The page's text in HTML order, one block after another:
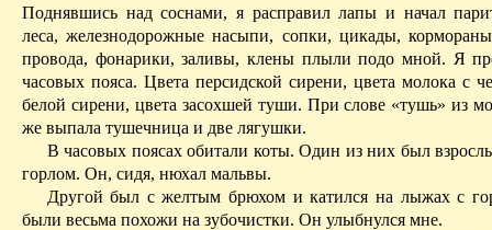
Поднявшись над соснами, я расправил лапы и начал
леса, железнодорожные насыпи, сопки, цикады,
провода, фонарики, заливы, клены плыли подо мной. Я
часовых пояса. Цвета персидской сирени, цвета молока с
белой сирени, цвета засохшей туши. При слове «тушь» из
же выпала тушечница и две лягушки.
В часовых поясах обитали коты. Один из них был
горлом. Он, сидя, нюхал мальвы.
Другой был с желтым брюхом и катился на лыжах с
были весьма похожи на зубочистки. Он улыбнулся мне.